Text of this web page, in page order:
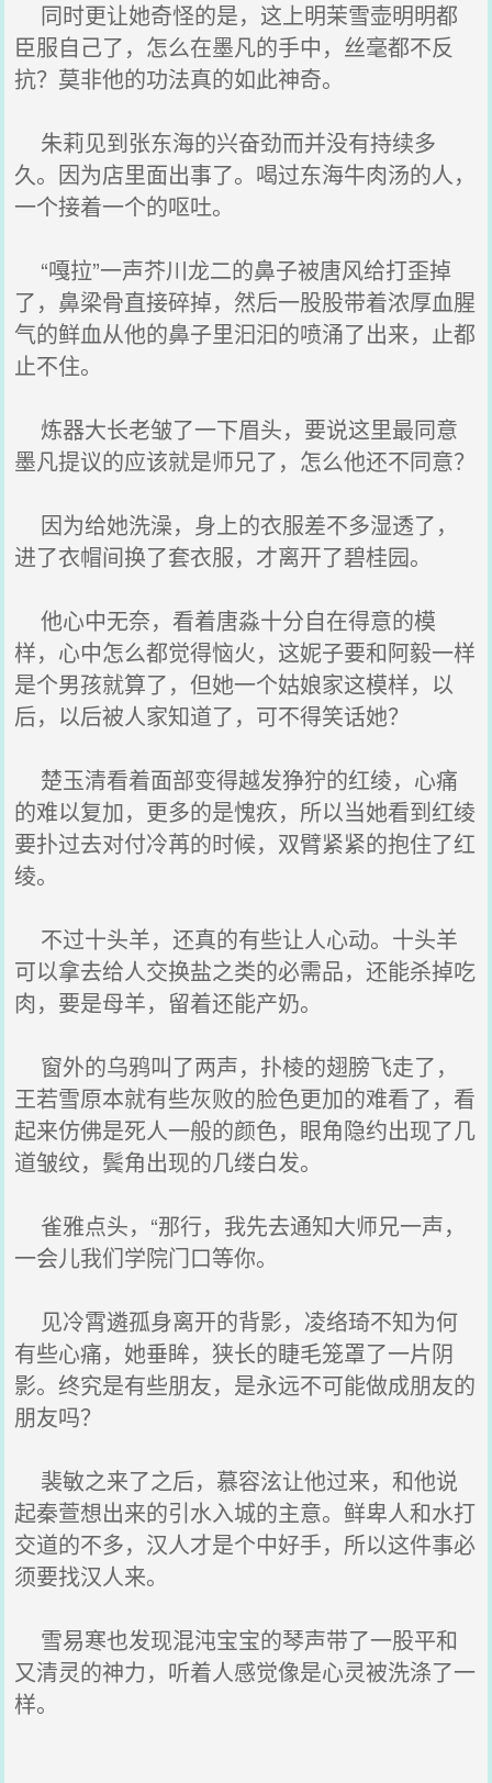
同时更让她奇怪的是，这上明茉雪壶明明都
臣服自己了，怎么在墨凡的手中，丝毫都不反
抗？莫非他的功法真的如此神奇。
朱莉见到张东海的兴奋劲而并没有持续多
久。因为店里面出事了。喝过东海牛肉汤的人，
一个接着一个的呕吐。
“嘎拉”一声芥川龙二的鼻子被唐风给打歪掉
了，鼻梁骨直接碎掉，然后一股股带着浓厚血腥
气的鲜血从他的鼻子里汩汩的喷涌了出来，止都
止不住。
炼器大长老皱了一下眉头，要说这里最同意
墨凡提议的应该就是师兄了，怎么他还不同意？
因为给她洗澡，身上的衣服差不多湿透了，
进了衣帽间换了套衣服，才离开了碧桂园。
他心中无奈，看着唐淼十分自在得意的模
样，心中怎么都觉得恼火，这妮子要和阿毅一样
是个男孩就算了，但她一个姑娘家这模样，以
后，以后被人家知道了，可不得笑话她？
楚玉清看着面部变得越发狰狞的红绫，心痛
的难以复加，更多的是愧疚，所以当她看到红绫
要扑过去对付冷苒的时候，双臂紧紧的抱住了红
绫。
不过十头羊，还真的有些让人心动。十头羊
可以拿去给人交换盐之类的必需品，还能杀掉吃
肉，要是母羊，留着还能产奶。
窗外的乌鸦叫了两声，扑棱的翅膀飞走了，
王若雪原本就有些灰败的脸色更加的难看了，看
起来仿佛是死人一般的颜色，眼角隐约出现了几
道皱纹，鬓角出现的几缕白发。
雀雅点头，“那行，我先去通知大师兄一声，
一会儿我们学院门口等你。
见冷霄遴孤身离开的背影，凌络琦不知为何
有些心痛，她垂眸，狭长的睫毛笼罩了一片阴
影。终究是有些朋友，是永远不可能做成朋友的
朋友吗？
裴敏之来了之后，慕容泫让他过来，和他说
起秦萱想出来的引水入城的主意。鲜卑人和水打
交道的不多，汉人才是个中好手，所以这件事必
须要找汉人来。
雪易寒也发现混沌宝宝的琴声带了一股平和
又清灵的神力，听着人感觉像是心灵被洗涤了一
样。